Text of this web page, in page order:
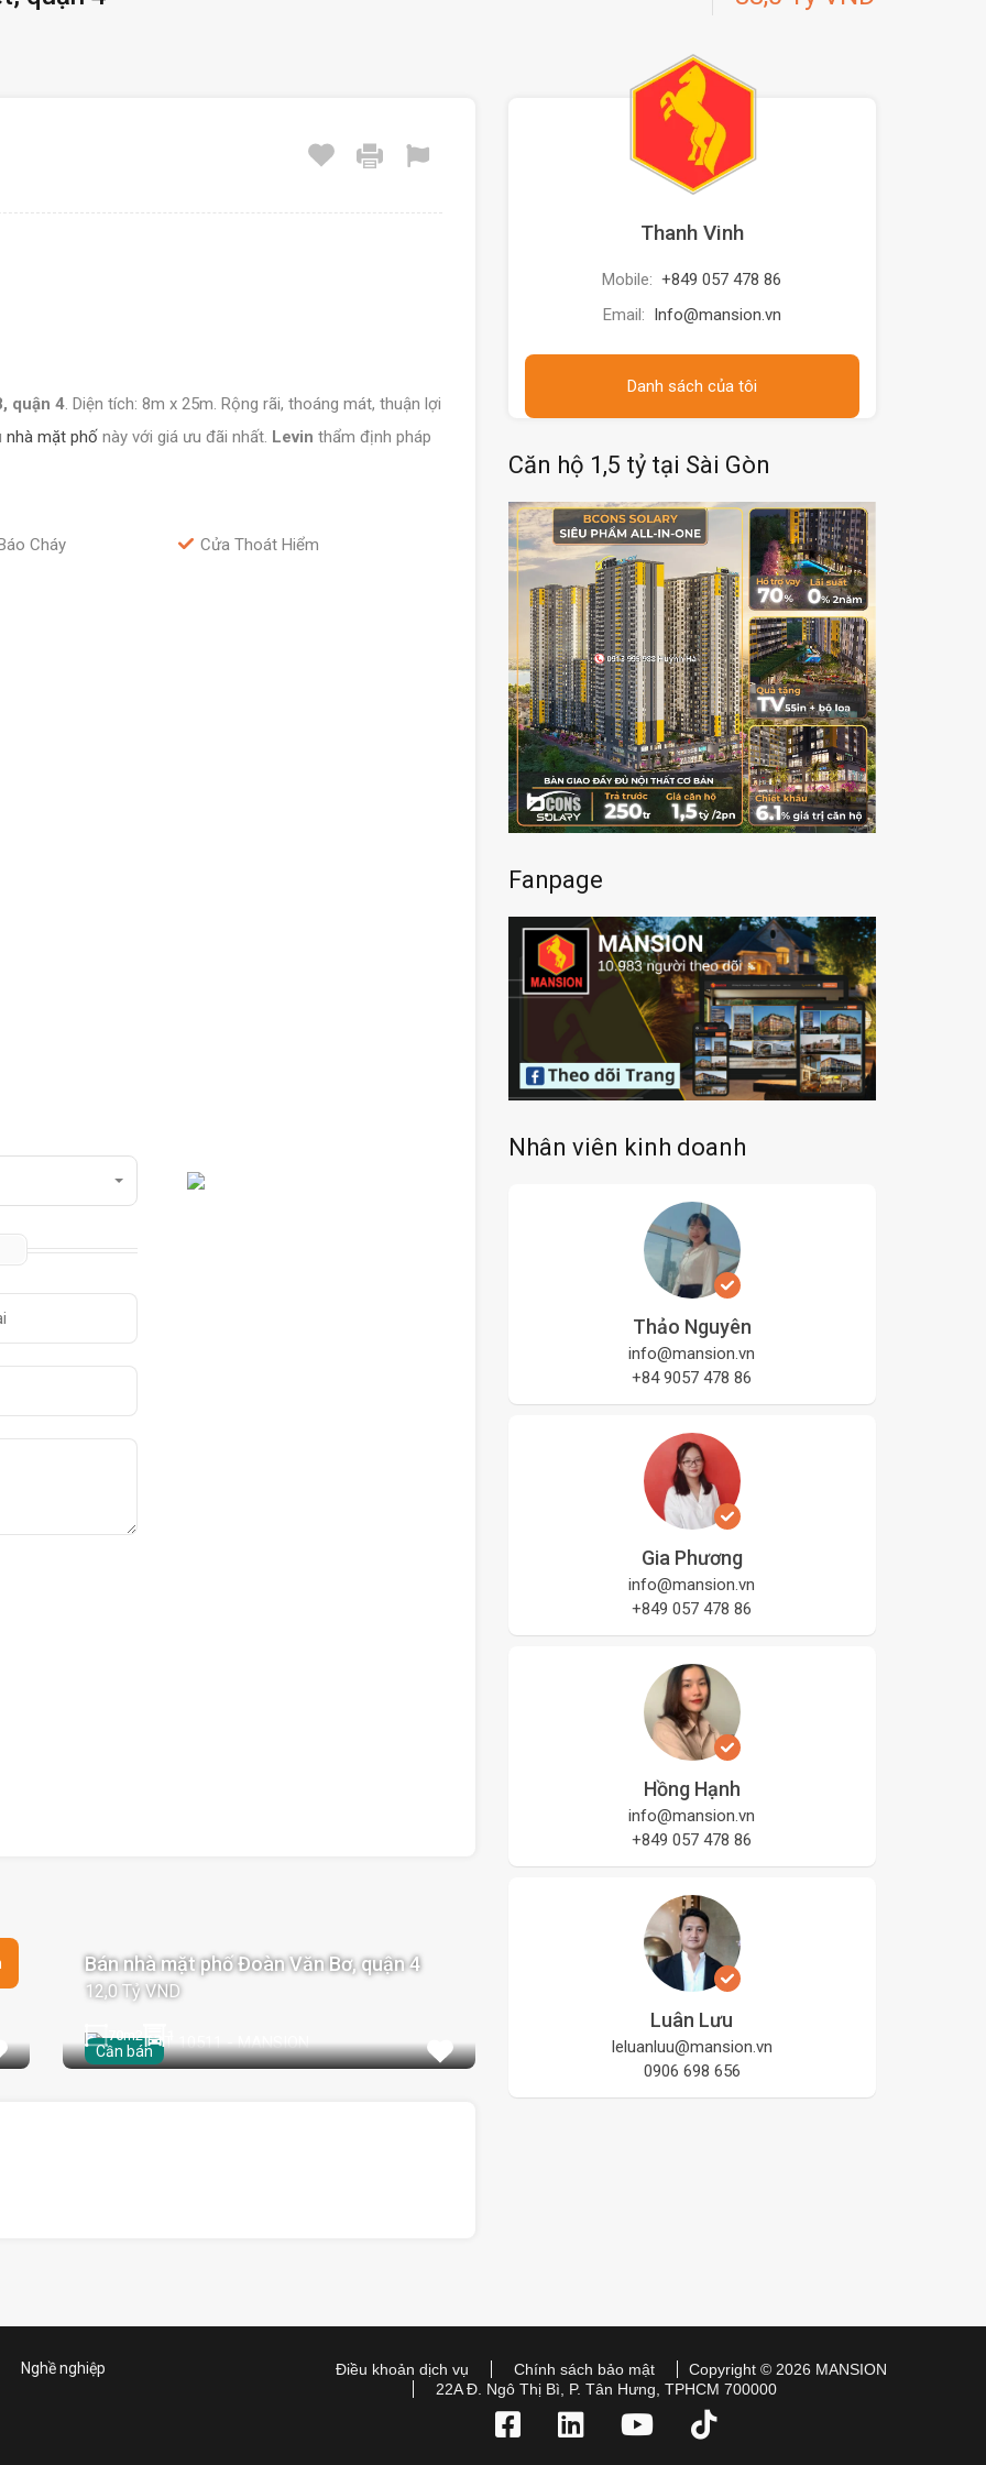
quận 4. Diện tích: 8m x 25m. Rộng rãi, thoáng mát, thuận lợi
nhà mặt phố này với giá ưu đãi nhất. Levin thẩm định pháp
Cháy Cửa Thoát Hiểm
Cần bán
Bán nhà mặt phố Đoàn Văn Bơ, quận 4
12,0 Tỷ VND
70m2
Thanh Vinh
Mobile: +849 057 478 86
Email: Info@mansion.vn
Danh sách của tôi
Căn hộ 1,5 tỷ tại Sài Gòn
Fanpage
Nhân viên kinh doanh
Thảo Nguyên
info@mansion.vn
+84 9057 478 86
Gia Phương
info@mansion.vn
+849 057 478 86
Hồng Hạnh
info@mansion.vn
+849 057 478 86
Luân Lưu
leluanluu@mansion.vn
0906 698 656
Nghề nghiệp
Điều khoản dịch vụ Chính sách bảo mật
Copyright © 2026 MANSION
22A Đ. Ngô Thị Bì, P. Tân Hưng, TPHCM 700000